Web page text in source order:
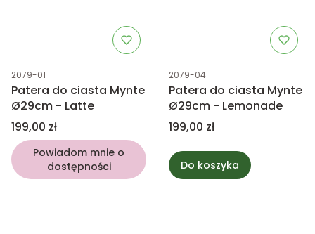
Kod produktu
2079-01
Patera do ciasta Mynte
Ø29cm - Latte
Cena
199,00 zł
Powiadom mnie o
dostępności
Kod produktu
2079-04
Patera do ciasta Mynte
Ø29cm - Lemonade
Cena
199,00 zł
Do koszyka